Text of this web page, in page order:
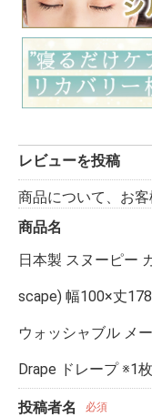
レビューを投稿
商品について、お客
商品名
日本製 スヌーピー
scape) 幅100×丈
ウォッシャブル メ
Drape ドレープ ※1
投稿者名 必須